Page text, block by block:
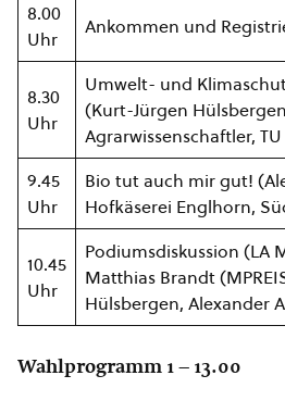
8.00
Uhr
Ankommen und
8.30
Uhr
Umwelt- und
(Kurt-Jürgen
Agrarwissenschaftler,
9.45
Uhr
Bio tut auch mir gut!
Hofkäserei Englhorn,
10.45
Uhr
Podiumsdiskussion (LA
Matthias Brandt
Hülsbergen, Alexander
Wahlprogramm 1 – 13.00